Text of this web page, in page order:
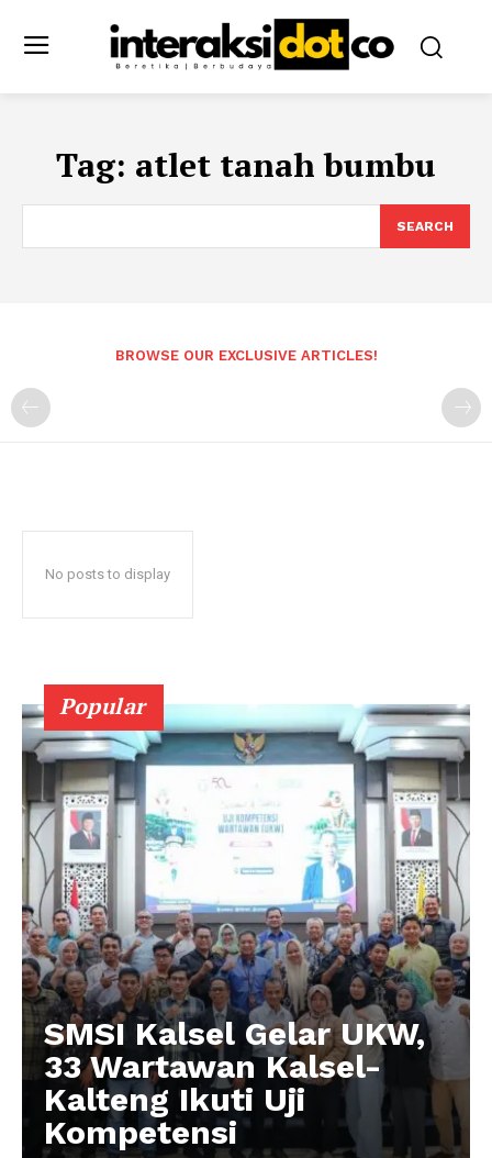
Tag: atlet tanah bumbu
SEARCH
BROWSE OUR EXCLUSIVE ARTICLES!
No posts to display
Popular
SMSI Kalsel Gelar UKW,
33 Wartawan Kalsel-
Kalteng Ikuti Uji
Kompetensi